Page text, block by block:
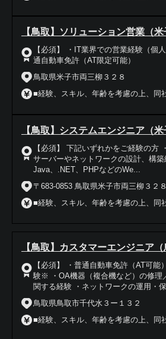
【鳥取】ソリューション営業（米
【必須】 ・IT業界での営業経験（個
通自動車免許（AT限定可能）
鳥取県米子市両三柳３２８
■経験、スキル、年齢を考慮の上、同
【鳥取】システムエンジニア（米
【必須】 下記いずれかをご経験の方
サーバーやネットワークの設計、構築
Java、.NET、PHPなどのWe...
〒683-0853 鳥取県米子市両三柳３２８
■経験、スキル、年齢を考慮の上、同
【鳥取】カスタマーエンジニア（
【必須】 ・普通自動車免許（AT可
験※ ・OA機器（複合機など）の修理
関する経験 ・ネットワークの運用・
鳥取県鳥取市千代水３ー１３２
■経験、スキル、年齢を考慮の上、同